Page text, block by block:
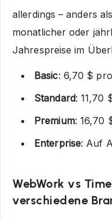
allerdings – anders
monatlicher oder
Jahrespreise im
Basic: 6,70 $
Standard: 11,70
Premium: 16,70
Enterprise: Auf
WebWork vs
verschiedene